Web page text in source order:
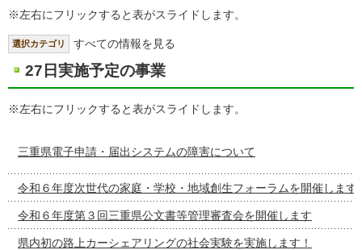
※左右にフリックすると表がスライドします。
選択カテゴリ すべての情報を見る
27日実施予定の事業
※左右にフリックすると表がスライドします。
三重県電子申請・届出システムの障害について
令和６年度次世代の家庭・学校・地域創生フォーラムを開催します
令和６年度第３回三重県公文書等管理審査会を開催します
県内初の路上カーシェアリングの社会実験を実施します！